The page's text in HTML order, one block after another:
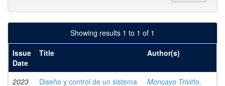
Showing results 1 to 1 of 1
Issue
Date
Title Author(s)
2023
Diseño y control de un sistema
Moncayo Triviño,